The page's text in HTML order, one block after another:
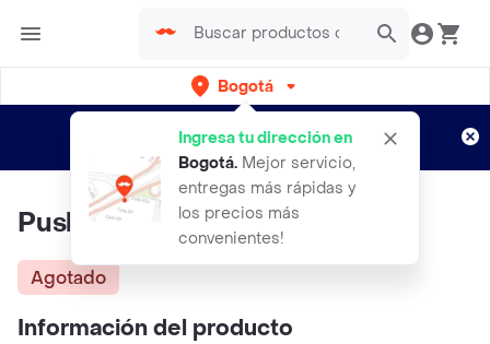
Bogotá
Ingresa tu dirección en
Bogotá. Mejor servicio,
entregas más rápidas y
los precios más
convenientes!
envíos gratis por semanas
Aplican TyC
Push Pop It Vaso
Agotado
Información del producto